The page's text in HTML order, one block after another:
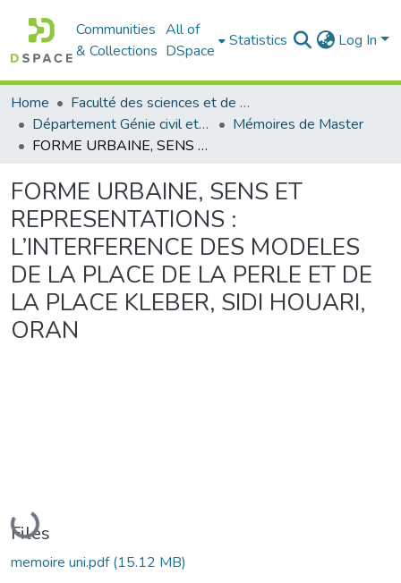
Communities
& Collections
All of
DSpace
Statistics Log In
Home
Faculté des sciences et de la technologie
Département Génie civil et Architecture
Mémoires de Master
FORME URBAINE, SENS ET REPRESENTATIONS : L’INTERFERENCE DES MODELES DE LA PLACE DE LA PERLE ET DE LA PLACE KLEBER, SIDI HOUARI, ORAN
FORME URBAINE, SENS ET
REPRESENTATIONS :
L’INTERFERENCE DES MODELES
DE LA PLACE DE LA PERLE ET DE
LA PLACE KLEBER, SIDI HOUARI,
ORAN
Loading...
Files
memoire uni.pdf(15.12 MB)